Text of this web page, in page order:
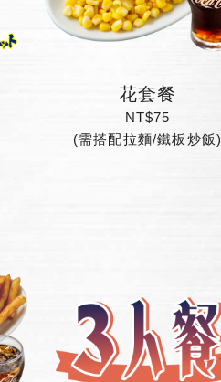
花套餐
NT$75
(需搭配拉麵/鐵板炒飯)